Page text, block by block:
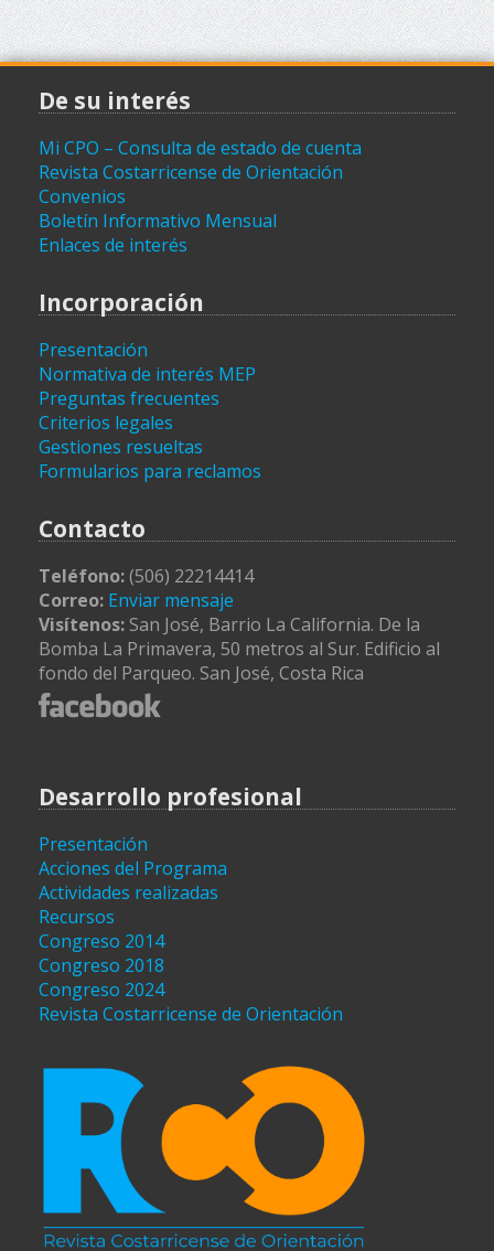
De su interés
Mi CPO – Consulta de estado de cuenta
Revista Costarricense de Orientación
Convenios
Boletín Informativo Mensual
Enlaces de interés
Incorporación
Presentación
Normativa de interés MEP
Preguntas frecuentes
Criterios legales
Gestiones resueltas
Formularios para reclamos
Contacto
Teléfono:(506) 22214414
Correo: Enviar mensaje
Visítenos: San José, Barrio La California. De la
Bomba La Primavera, 50 metros al Sur. Edificio al
fondo del Parqueo. San José, Costa Rica
Desarrollo profesional
Presentación
Acciones del Programa
Actividades realizadas
Recursos
Congreso 2014
Congreso 2018
Congreso 2024
Revista Costarricense de Orientación